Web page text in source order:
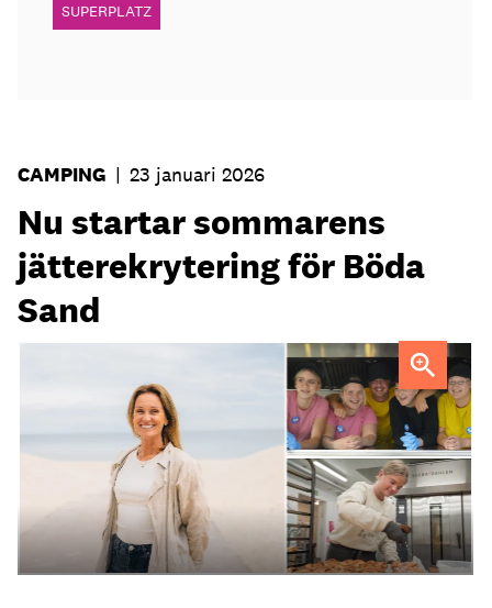
SUPERPLATZ
CAMPING | 23 januari 2026
Nu startar sommarens
jätterekrytering för Böda
Sand
Anna Barkevall FOTO: Marcus Carlsson